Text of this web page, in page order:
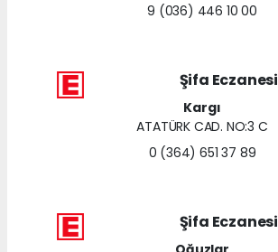
9 (036) 446 10 00
Şifa Eczanesi
Kargı
ATATÜRK CAD. NO:3 C
0 (364) 651 37 89
Şifa Eczanesi